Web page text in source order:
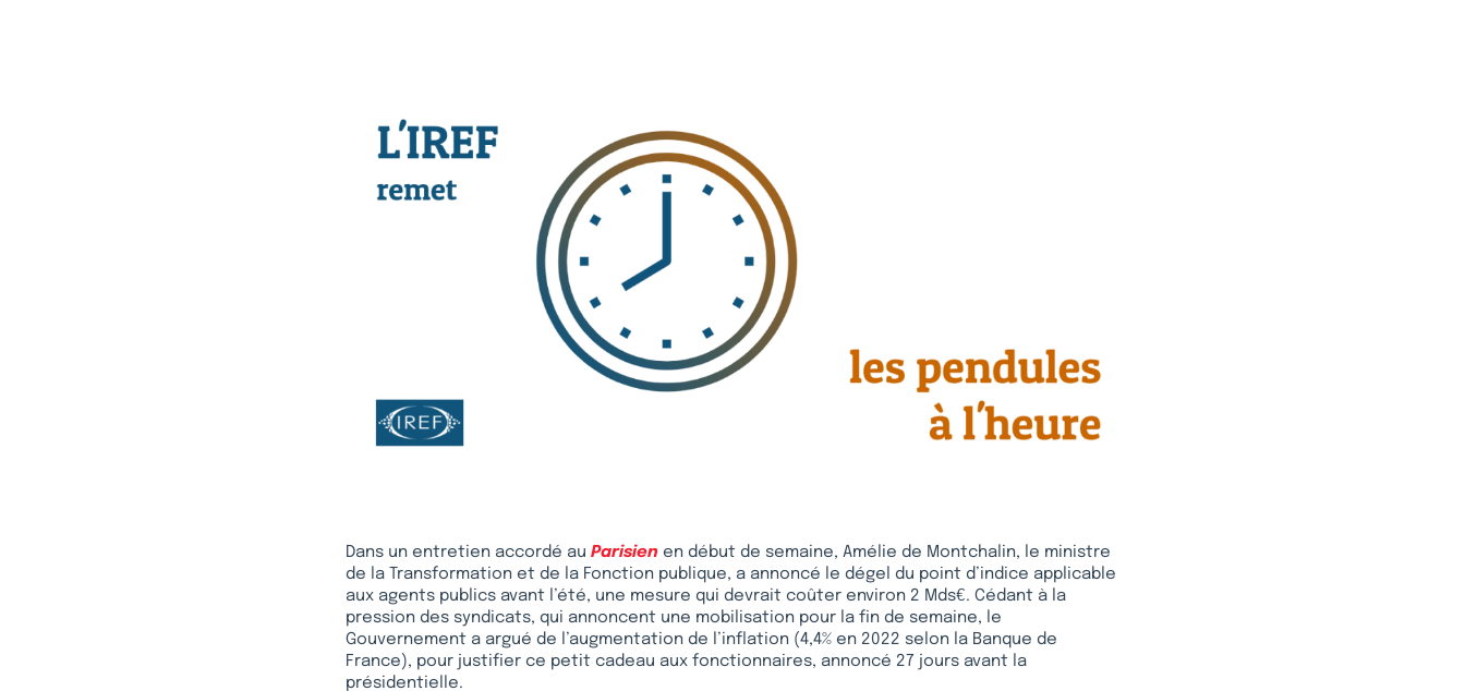
Dans un entretien accordé au Parisien en début de semaine, Amélie de Montchalin, le ministre
de la Transformation et de la Fonction publique, a annoncé le dégel du point d’indice applicable
aux agents publics avant l’été, une mesure qui devrait coûter environ 2 Mds€. Cédant à la
pression des syndicats, qui annoncent une mobilisation pour la fin de semaine, le
Gouvernement a argué de l’augmentation de l’inflation (4,4% en 2022 selon la Banque de
France), pour justifier ce petit cadeau aux fonctionnaires, annoncé 27 jours avant la
présidentielle.